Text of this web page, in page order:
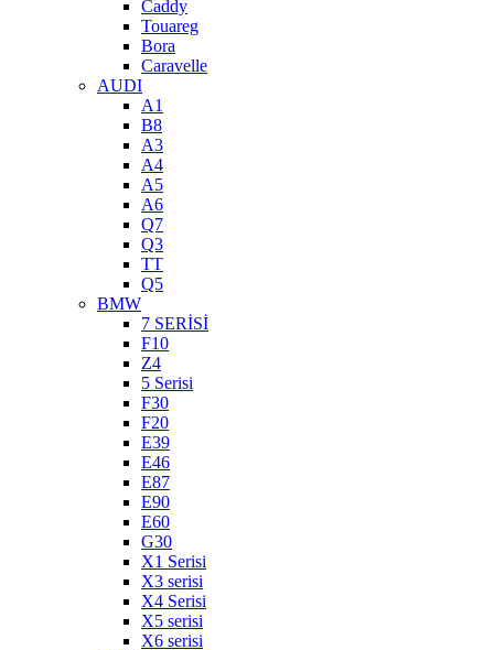
Caddy
Touareg
Bora
Caravelle
AUDI
A1
B8
A3
A4
A5
A6
Q7
Q3
TT
Q5
BMW
7 SERİSİ
F10
Z4
5 Serisi
F30
F20
E39
E46
E87
E90
E60
G30
X1 Serisi
X3 serisi
X4 Serisi
X5 serisi
X6 serisi